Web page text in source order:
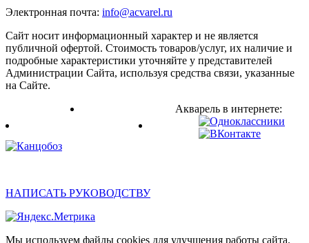
Электронная почта: info@acvarel.ru
Сайт носит информационный характер и не является
публичной офертой. Стоимость товаров/услуг, их наличие и
подробные характеристики уточняйте у представителей
Администрации Сайта, используя средства связи, указанные
на Сайте.
Акварель в интернете:
НАПИСАТЬ РУКОВОДСТВУ
Мы используем файлы cookies для улучшения работы сайта.